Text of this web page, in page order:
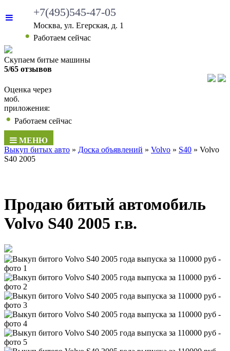
+7(495)545-47-05
Москва, ул. Егерская, д. 1
• Работаем сейчас
Скупаем битые машины
5/65 отзывов
Оценка через
моб.
приложения:
• Работаем сейчас
МЕНЮ
Выкуп битых авто » Доска объявлений » Volvo » S40 » Volvo
S40 2005
Продаю битый автомобиль
Volvo S40 2005 г.в.